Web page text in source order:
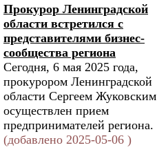
Прокурор Ленинградской
области встретился с
представителями бизнес-
сообщества региона
Сегодня, 6 мая 2025 года,
прокурором Ленинградской
области Сергеем Жуковским
осуществлен прием
предпринимателей региона.
(добавлено 2025-05-06 )